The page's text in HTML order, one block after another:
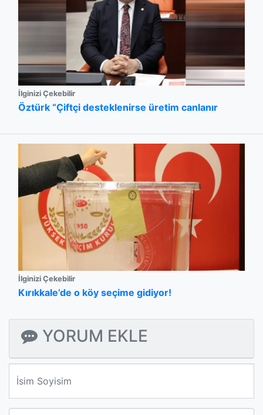
İlginizi Çekebilir
Öztürk “Çiftçi desteklenirse üretim canlanır
İlginizi Çekebilir
Kırıkkale’de o köy seçime gidiyor!
YORUM EKLE